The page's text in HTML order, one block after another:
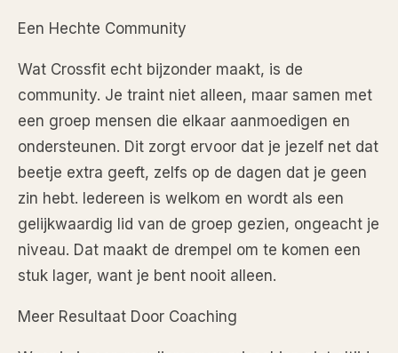
Een Hechte Community
Wat Crossfit echt bijzonder maakt, is de
community. Je traint niet alleen, maar samen met
een groep mensen die elkaar aanmoedigen en
ondersteunen. Dit zorgt ervoor dat je jezelf net dat
beetje extra geeft, zelfs op de dagen dat je geen
zin hebt. Iedereen is welkom en wordt als een
gelijkwaardig lid van de groep gezien, ongeacht je
niveau. Dat maakt de drempel om te komen een
stuk lager, want je bent nooit alleen.
Meer Resultaat Door Coaching